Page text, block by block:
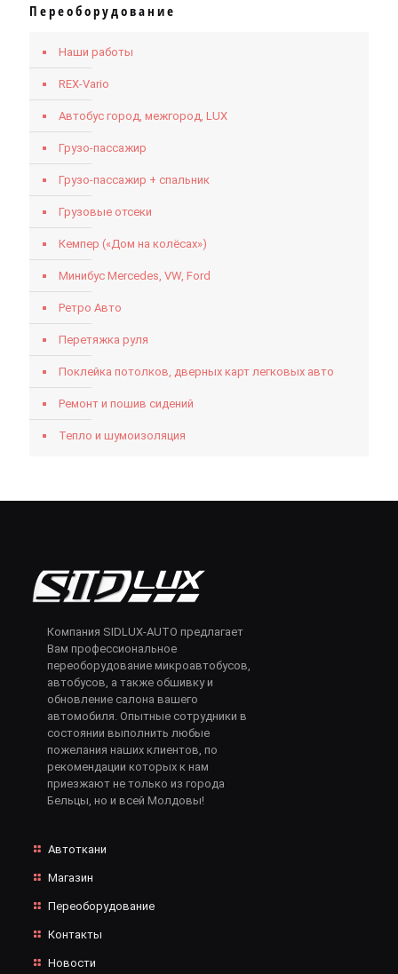
Переоборудование
Наши работы
REX-Vario
Автобус город, межгород, LUX
Грузо-пассажир
Грузо-пассажир + спальник
Грузовые отсеки
Кемпер («Дом на колёсах»)
Минибус Mercedes, VW, Ford
Ретро Авто
Перетяжка руля
Поклейка потолков, дверных карт легковых авто
Ремонт и пошив сидений
Тепло и шумоизоляция
Компания SIDLUX-AUTO предлагает
Вам профессиональное
переоборудование микроавтобусов,
автобусов, а также обшивку и
обновление салона вашего
автомобиля. Опытные сотрудники в
состоянии выполнить любые
пожелания наших клиентов, по
рекомендации которых к нам
приезжают не только из города
Бельцы, но и всей Молдовы!
Автоткани
Магазин
Переоборудование
Контакты
Новости